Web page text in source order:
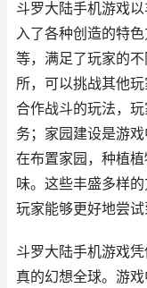
斗罗大陆手机游戏
入了各种创造的特
等，满足了玩家的
所，可以挑战其他
合作战斗的玩法，
务；家园建设是游
在布置家园，种植
味。这些丰盛多样
玩家能够更好地尝试
斗罗大陆手机游戏
真的幻想全球。游